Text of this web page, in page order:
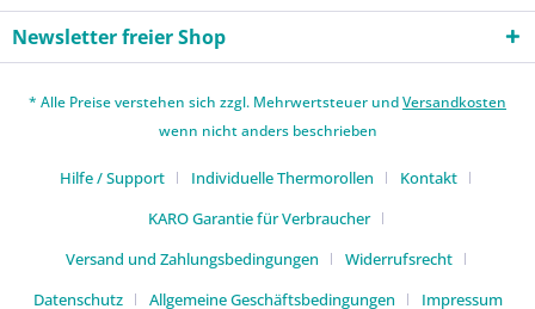
Newsletter freier Shop
* Alle Preise verstehen sich zzgl. Mehrwertsteuer undVersandkosten
wenn nicht anders beschrieben
Hilfe / Support Individuelle Thermorollen
Kontakt
KARO Garantie für Verbraucher
Versand und Zahlungsbedingungen
Widerrufsrecht
Datenschutz
Allgemeine Geschäftsbedingungen Impressum